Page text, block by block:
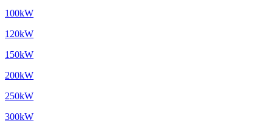
100kW
120kW
150kW
200kW
250kW
300kW